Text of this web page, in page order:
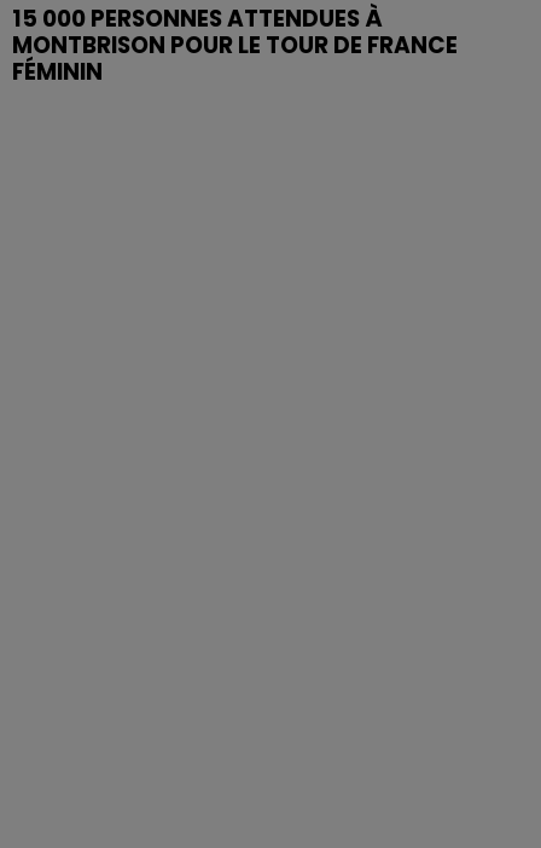
15 000 PERSONNES ATTENDUES À
MONTBRISON POUR LE TOUR DE FRANCE
FÉMININ